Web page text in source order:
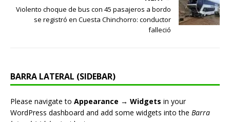
Violento choque de bus con 45 pasajeros a bordo
se registró en Cuesta Chinchorro: conductor
falleció
BARRA LATERAL (SIDEBAR)
Please navigate to Appearance → Widgets in your
WordPress dashboard and add some widgets into the Barra